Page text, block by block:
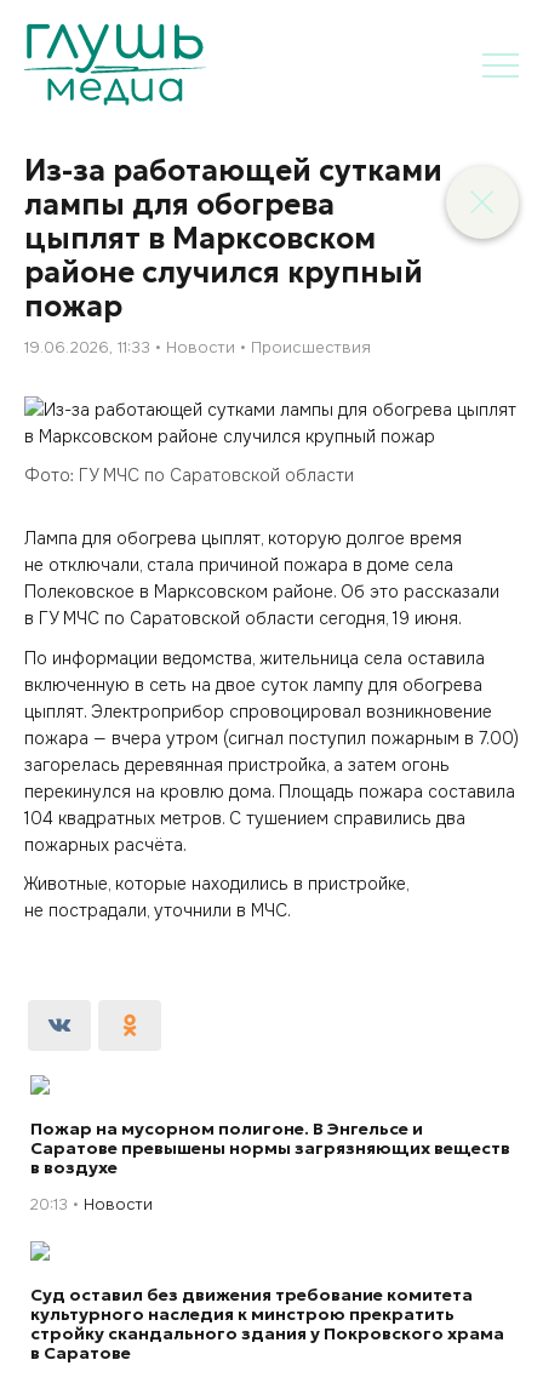
Из-за работающей сутками
лампы для обогрева
цыплят в Марксовском
районе случился крупный
пожар
19.06.2026, 11:33 Новости Происшествия
Фото: ГУ МЧС по Саратовской области
Лампа для обогрева цыплят, которую долгое время
не отключали, стала причиной пожара в доме села
Полековское в Марксовском районе. Об это рассказали
в ГУ МЧС по Саратовской области сегодня, 19 июня.
По информации ведомства, жительница села оставила
включенную в сеть на двое суток лампу для обогрева
цыплят. Электроприбор спровоцировал возникновение
пожара — вчера утром (сигнал поступил пожарным в 7.00)
загорелась деревянная пристройка, а затем огонь
перекинулся на кровлю дома. Площадь пожара составила
104 квадратных метров. С тушением справились два
пожарных расчёта.
Животные, которые находились в пристройке,
не пострадали, уточнили в МЧС.
Пожар на мусорном полигоне. В Энгельсе и
Саратове превышены нормы загрязняющих веществ
в воздухе
20:13 Новости
Суд оставил без движения требование комитета
культурного наследия к минстрою прекратить
стройку скандального здания у Покровского храма
в Саратове